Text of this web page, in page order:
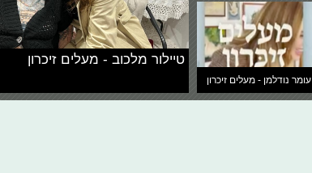
עומר נודלמן - מעלים זיכרון
טיילור מלכוב - מעלים זיכרון